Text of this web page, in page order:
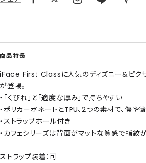
商品特長
iFace First Classに人気のディズニー&ピクサ
が登場。
・「くびれ」と「適度な厚み」で持ちやすい
・ポリカーボネートとTPU、2つの素材で、傷
・ストラップホール付き
・カフェシリーズは背面がマットな質感で指紋
ストラップ装着：可